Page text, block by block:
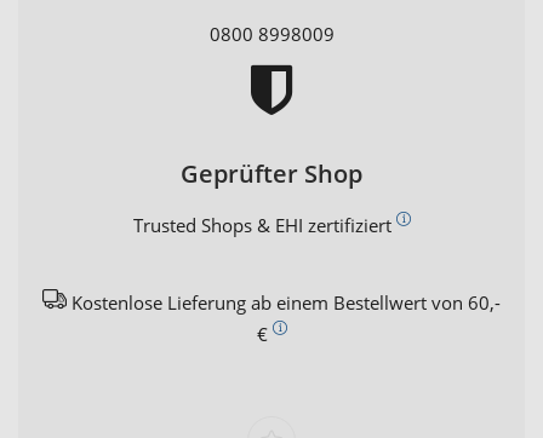
0800 8998009
Geprüfter Shop
Trusted Shops & EHI zertifiziert
Kostenlose Lieferung ab einem Bestellwert von 60,-
€